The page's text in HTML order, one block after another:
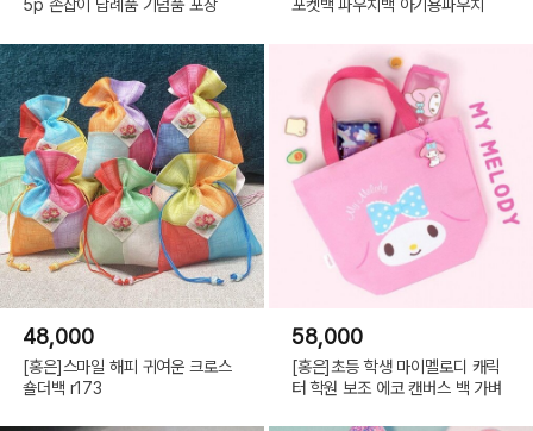
48,000
[홍은]스마일 해피 귀여운 크로스
숄더백 r173
58,000
[홍은]초등 학생 마이멜로디 캐릭
터 학원 보조 에코 캔버스 백 가벼